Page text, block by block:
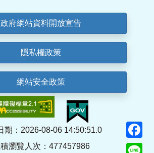
政府網站資料開放宣告
隱私權政策
網站安全政策
期：2026-08-06 14:50:51.0
積瀏覽人次：477457986